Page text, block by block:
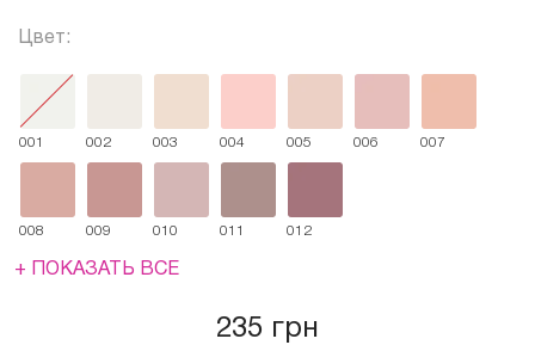
Цвет:
001 002 003 004 005 006 007
008 009 010 011 012
+ ПОКАЗАТЬ ВСЕ
235 грн